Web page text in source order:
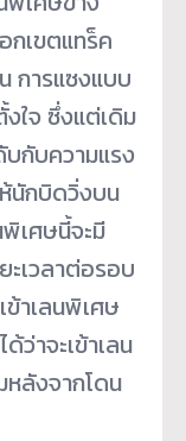
เขตแทร็ค
การแซงแบบ
ใจ ซึ่งแต่เดิม
กับความแรง
นักบิดวิ่งบน
เศษนี้จะมี
ะเวลาต่อรอบ
าเลนพิเศษ
ว่าจะเข้าเลน
ลังจากโดน